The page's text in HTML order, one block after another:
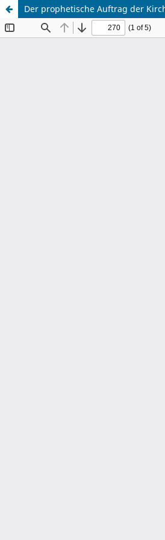
Der prophetische Auftrag der